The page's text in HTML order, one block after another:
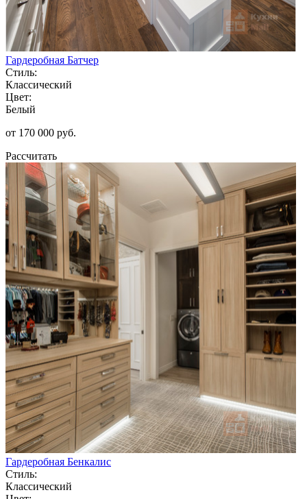
Гардеробная Батчер
Стиль:
Классический
Цвет:
Белый
от 170 000 руб.
Рассчитать
Гардеробная Бенкалис
Стиль:
Классический